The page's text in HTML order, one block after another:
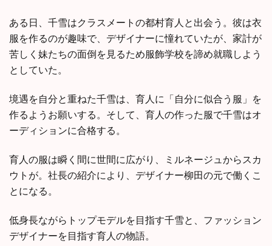
ある日、千雪はクラスメートの都村育人と出会う。彼は衣
服を作るのが趣味で、デザイナーに憧れていたが、家計が
苦しく妹たちの面倒を見るため服飾学校を諦め就職しよう
としていた。
境遇を自分と重ねた千雪は、育人に「自分に似合う服」を
作るようお願いする。そして、育人の作った服で千雪はオ
ーディションに合格する。
育人の服は瞬く間に世間に広がり、ミルネージュからスカ
ウトが。社長の紹介により、デザイナー柳田の元で働くこ
とになる。
低身長ながらトップモデルを目指す千雪と、ファッション
デザイナーを目指す育人の物語。